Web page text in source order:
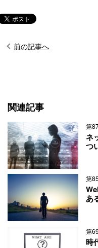
前の記事へ
関連記事
第
ネ
つ
第
あ
第
時